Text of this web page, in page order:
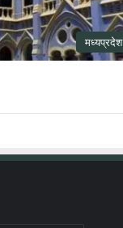
मध्यप्रदेश